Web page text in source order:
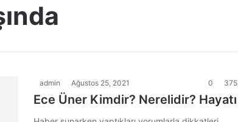
admin Ağustos 25, 2021 0 375
Ece Üner Kimdir? Nerelidir? Hayatı